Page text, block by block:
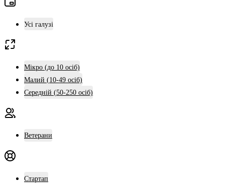
Усі галузі
Мікро (до 10 осіб)
Малий (10-49 осіб)
Середній (50-250 осіб)
Ветерани
Стартап